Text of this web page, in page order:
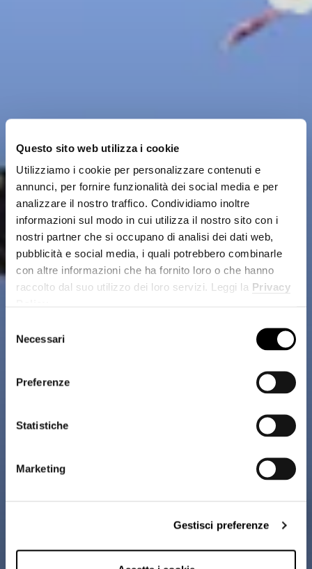
Questo sito web utilizza i cookie
Utilizziamo i cookie per personalizzare contenuti e
annunci, per fornire funzionalità dei social media e per
analizzare il nostro traffico. Condividiamo inoltre
informazioni sul modo in cui utilizza il nostro sito con i
nostri partner che si occupano di analisi dei dati web,
pubblicità e social media, i quali potrebbero combinarle
con altre informazioni che ha fornito loro o che hanno
raccolto dal suo utilizzo dei loro servizi. Leggi la Privacy
delNecessari
Preferenze
Statistiche
Marketing
Gestisci preferenze